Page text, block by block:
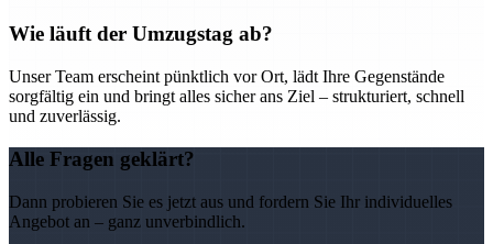
Wie läuft der Umzugstag ab?
Unser Team erscheint pünktlich vor Ort, lädt Ihre Gegenstände
sorgfältig ein und bringt alles sicher ans Ziel – strukturiert, schnell
und zuverlässig.
Alle Fragen geklärt?
Dann probieren Sie es jetzt aus und fordern Sie Ihr individuelles
Angebot an – ganz unverbindlich.